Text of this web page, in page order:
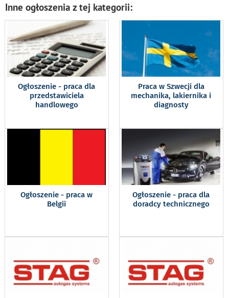
Inne ogłoszenia z tej kategorii:
Ogłoszenie - praca dla
przedstawiciela
handlowego
Praca w Szwecji dla
mechanika, lakiernika i
diagnosty
Ogłoszenie - praca w
Belgii
Ogłoszenie - praca dla
doradcy technicznego